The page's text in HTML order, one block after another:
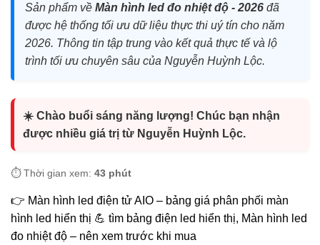
Sản phẩm về Màn hình led đo nhiệt độ - 2026 đã
được hệ thống tối ưu dữ liệu thực thi uý tín cho năm
2026. Thông tin tập trung vào kết quả thực tế và lộ
trình tối ưu chuyên sâu của Nguyễn Huỳnh Lộc.
☀️ Chào buổi sáng năng lượng! Chúc bạn nhận
được nhiều giá trị từ Nguyễn Huỳnh Lộc.
⏱️ Thời gian xem: 43 phút
👉 Màn hình led điện tử AIO – bảng giá phân phối màn
hình led hiển thị 💪 tìm bảng điện led hiển thị, Màn hình led
đo nhiệt độ – nên xem trước khi mua